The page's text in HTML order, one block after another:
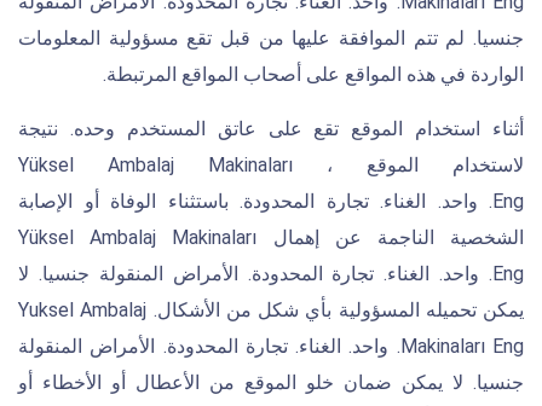
جنسيا. لم تتم الموافقة عليها من قبل تقع مسؤولية المعلومات
الواردة في هذه المواقع على أصحاب المواقع المرتبطة.
أثناء استخدام الموقع تقع على عاتق المستخدم وحده. نتيجة
لاستخدام الموقع ، Yüksel Ambalaj Makinaları
Eng. واحد. الغناء. تجارة المحدودة. باستثناء الوفاة أو الإصابة
الشخصية الناجمة عن إهمال Yüksel Ambalaj Makinaları
Eng. واحد. الغناء. تجارة المحدودة. الأمراض المنقولة جنسيا. لا
يمكن تحميله المسؤولية بأي شكل من الأشكال. Yuksel Ambalaj
Makinaları Eng. واحد. الغناء. تجارة المحدودة. الأمراض المنقولة
جنسيا. لا يمكن ضمان خلو الموقع من الأعطال أو الأخطاء أو